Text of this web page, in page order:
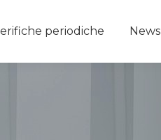
periodiche News